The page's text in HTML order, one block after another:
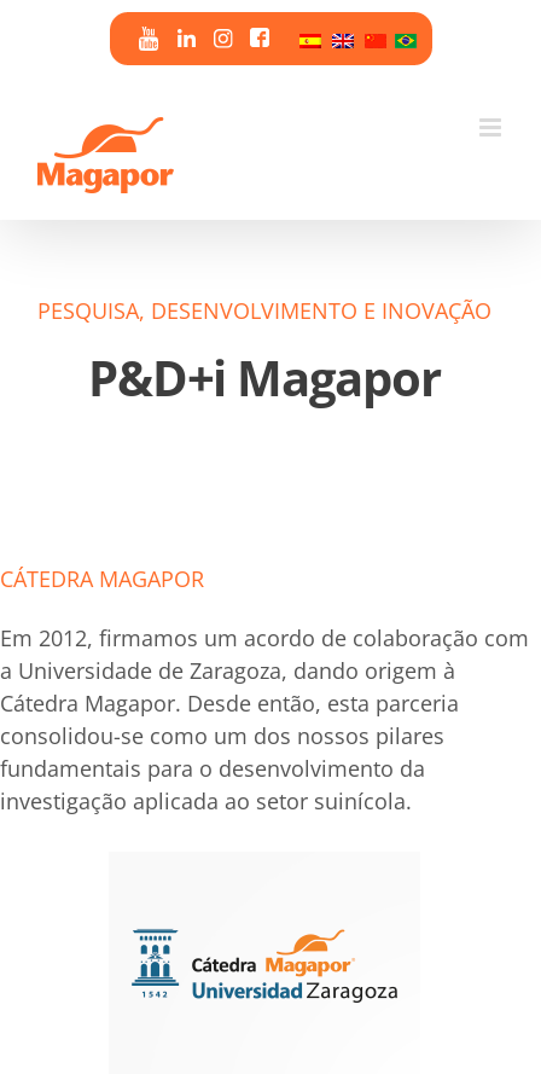
PESQUISA, DESENVOLVIMENTO E INOVAÇÃO
P&D+i Magapor
CÁTEDRA MAGAPOR
Em 2012, firmamos um acordo de colaboração com
a Universidade de Zaragoza, dando origem à
Cátedra Magapor. Desde então, esta parceria
consolidou-se como um dos nossos pilares
fundamentais para o desenvolvimento da
investigação aplicada ao setor suinícola.